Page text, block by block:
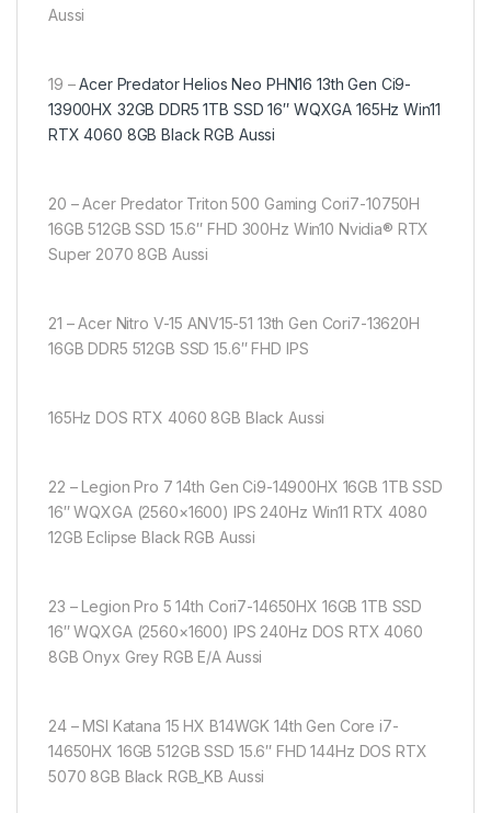
Aussi
19 –Acer Predator Helios Neo PHN16 13th Gen Ci9-
13900HX 32GB DDR5 1TB SSD 16″ WQXGA 165Hz Win11
RTX 4060 8GB Black RGB Aussi
20 – Acer Predator Triton 500 Gaming Cori7-10750H
16GB 512GB SSD 15.6″ FHD 300Hz Win10 Nvidia® RTX
Super 2070 8GB Aussi
21 – Acer Nitro V-15 ANV15-51 13th Gen Cori7-13620H
16GB DDR5 512GB SSD 15.6″ FHD IPS
165Hz DOS RTX 4060 8GB Black Aussi
22 – Legion Pro 7 14th Gen Ci9-14900HX 16GB 1TB SSD
16″ WQXGA (2560×1600) IPS 240Hz Win11 RTX 4080
12GB Eclipse Black RGB Aussi
23 – Legion Pro 5 14th Cori7-14650HX 16GB 1TB SSD
16″ WQXGA (2560×1600) IPS 240Hz DOS RTX 4060
8GB Onyx Grey RGB E/A Aussi
24 – MSI Katana 15 HX B14WGK 14th Gen Core i7-
14650HX 16GB 512GB SSD 15.6″ FHD 144Hz DOS RTX
5070 8GB Black RGB_KB Aussi